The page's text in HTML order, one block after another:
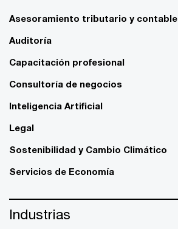
Asesoramiento tributario y contable
Auditoría
Capacitación profesional
Consultoría de negocios
Inteligencia Artificial
Legal
Sostenibilidad y Cambio Climático
Servicios de Economía
Industrias